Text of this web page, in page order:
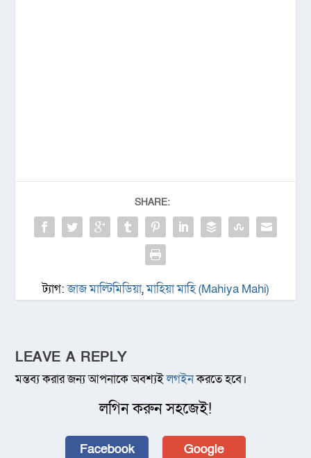
SHARE:
ট্যাগ:জাজ মাল্টিমিডিয়া,মাহিয়া মাহি (Mahiya Mahi)
LEAVE A REPLY
মন্তব্য করার জন্য আপনাকে অবশ্যইলগইনকরতে হবে।
লগিন করুন সহজেই!
Facebook Google